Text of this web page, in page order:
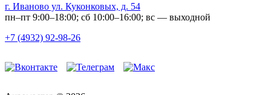
г. Иваново ул. Куконковых, д. 54
пн–пт 9:00–18:00; сб 10:00–16:00; вс — выходной
+7 (4932) 92-98-26